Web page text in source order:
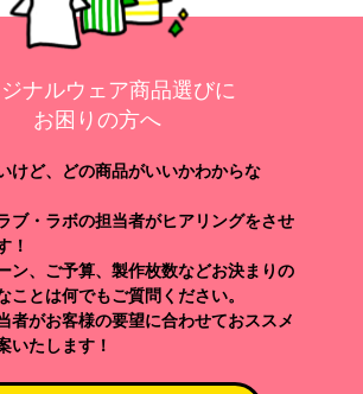
ナルウェア商品選びに
お困りの方へ
けど、どの商品がいいかわからな
ブ・ラボの担当者がヒアリングをさせ
！
ン、ご予算、製作枚数などお決まりの
ことは何でもご質問ください。
者がお客様の要望に合わせておススメ
いたします！